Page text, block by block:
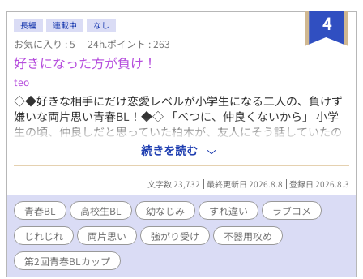
り寂しくてちょっぴり危ういハートフル高校生BLです。 平日は毎
日更新できるようがんばっていきます。 第2回青春BLカップにも
エントリーしていますので、応援どうぞよろしくお願いいたしま
す。 ◇ （攻） 泡瀬 貝(あわせ かい) 高校3年生。浮世離れした
儚げで中性的な容姿と突飛な言動が目を引く。マイペースをきわ
め、何にも縛られず何をも縛らない自由人。だが出席日数が圧倒
的に足りない。 （受） 富士見 舜(ふじみ しゅん) 高校3年生。2
年の秋、怪我をきっかけにいろいろあってサッカー部を退部し
た。現在は受験勉強に打ち込む優等生。人に甘えたり頼ったりす
4
長編 連載中 なし
お気に入り : 5 24h.ポイント : 263
好きになった方が負け！
teo
◇◆好きな相手にだけ恋愛レベルが小学生になる二人の、負けず
嫌いな両片思い青春BL！◆◇ 「べつに、仲良くないから」 小学
生の頃、仲良しだと思っていた柏木が、友人にそう話していたの
を聞いてしまった水野。 好きだった相手に、自分自身を否定され
たと思った水野は、それ以来、柏木から距離を取り、本当の自分
を隠して生きていた。 しかし高校生になった今も、柏木は水野に
何かと絡み、からかったり、馬鹿にするようなことを言ってく
る。 昔の傷を引きずる水野は、「今度は自分が柏木を惚れさせ
て、振ってやる」と復讐を決意。柏木が選ばれた文化祭実行委員
のパートナーに自ら立候補し、好きにならせるための作戦を始め
る。 ◇青春BLカップ初参加です(*'ω'*)◇ 書きながらの投稿にな
りますが、応援してもらえたら嬉しいですっ！ ※本作品の全文ま
続きを読む
文字数 23,732 最終更新日 2026.8.8 登録日 2026.8.3
青春BL 高校生BL 幼なじみ すれ違い
ラブコメ
じれじれ
両片思い 強がり受け
不器用攻め
第2回青春BLカップ